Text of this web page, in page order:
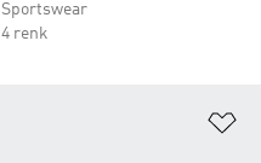
Sportswear
4 renk